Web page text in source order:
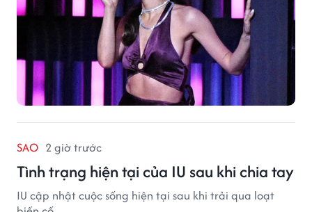
SAO 2 giờ trước
Tình trạng hiện tại của IU sau khi chia tay
IU cập nhật cuộc sống hiện tại sau khi trải qua loạt